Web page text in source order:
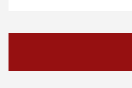
Terminal bus "Lorenzo
viabilità per il